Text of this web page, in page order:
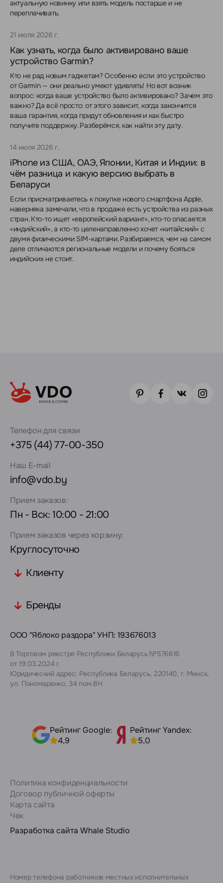
актуальную новинку или взять модель постарше и не
переплачивать.
21 июля 2026 г.
Как узнать, когда было активировано ваше
устройство Garmin?
Кто не рад новым гаджетам? Особенно если это устройство
от Garmin — они реально умеют удивлять! Но вот возник
вопрос: когда ваше устройство было активировано? Зачем это
важно? Да всё просто: от этого зависит, когда закончится
ваша гарантия, когда придут обновления и как быстро
получите поддержку. Разберёмся, как найти эту дату.
14 июля 2026 г.
iPhone из США, ОАЭ, Японии, Китая и Индии: в
чём разница и какую версию выбрать в
Беларуси
Если присматриваетесь к покупке нового смартфона Apple,
наверняка замечали, что в продаже есть устройства из разных
стран. Кто-то ищет «европейский вариант», кто-то опасается
«индийский», а кто-то целенаправленно хочет «китайский» с
двумя физическими SIM-картами. Разбираемся, чем на самом
деле отличаются региональные модели и почему бояться
индийских не стоит.
Телефон для связи
+375 (44) 77-00-350
Наш E-mail
info@vdo.by
Прием заказов:
Пн - Вск: 10:00 - 21:00
Прием заказов через корзину:
Круглосуточно
Клиенту
Бренды
ООО "Яблоко раздора" УНП: 193676013
В Торговом реестре Республики Беларусь №576616
от 19.03.2024 г.
Юридический адрес: Республика Беларусь, 220140, г. Минск,
ул. Пономаренко, 34 пом.8Н
Рейтинг Google:
4,9
Рейтинг Yandex:
5,0
Политика конфиденциальности
Договор публичной оферты
Карта сайта
Чек
Разработка сайта Whale Studio
Номер телефона работников местных исполнительных